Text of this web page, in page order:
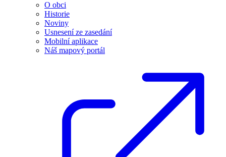
O obci
Historie
Noviny
Usnesení ze zasedání
Mobilní aplikace
Náš mapový portál